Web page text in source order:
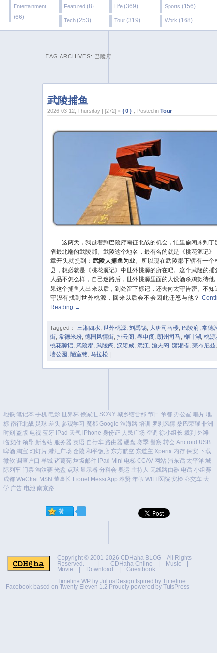
Entertainment
(66)
Featured (8) Life (369) Sports (156)
Tech (253) Tour (319) Work (168)
TAG ARCHIVES: 巴陵府
武陵捕鱼
2026-03-12, Thursday | [272] ×{ 0 } ，Posted inTour
这两天，我趁着到巴陵府南征北战的机会，忙里偷闲来到了
省最北端的武陵郡。武陵这个地名，最有名的就是《桃花源记》
章开头就提到： 武陵人捕鱼为业。所以现在武陵郡下辖有一个
县，想必就是《桃花源记》中世外桃源的所在吧。这个武陵的捕
人品不怎么样，自己迷路后，世外桃源里面的人设酒杀鸡款待他
果这个捕鱼人出来以后，到处留下标记，还去向太守告密。不知
守没有找到世外桃源，回来以后会不会因此迁怒与他？
Reading →
Tagged： 三湘四水,世外桃源,刘禹锡, 大唐司马楼, 巴陵府,常德
街,常德米粉,德国风情街,排云阁 ,春申阁 ,朗州司马,柳叶湖,桃源
桃花源记,武陵郡,武陵阁 ,汉诺威,沅江,渔夫阁 ,潇湘省,莱布尼兹
墙公园 , 陋室铭,马拉松
地铁 笔记本 手机 电影 世界杯 徐家汇 SONY 城乡结合部 节日 帝都 办公室 唱片 地
标 南征北战 足球 差头 参观学习 魔都 Google 淮海路 培训 罗刹风情 桑巴荣耀 非洲
时刻 盗版 电视 蓝牙 iPad 天气 iPhone 身份证 人民广场 空调 徐小组长 裁判 外滩
临安府 领导 新客站 服务器 英语 自行车 路由器 硬盘 赛季 警察 转会 Android USB
啤酒 淘宝 幻灯片 港汇广场 金陵 和平饭店 东方航空 东道主 Xperia 内存 保安 下载
微软 调查户口 羊城 诸葛亮 垃圾邮件 iPad Mini 电梯 CCAV 网站 浦东话 太平洋 城
际列车 门票 淘汰赛 光盘 点球 显示器 分科会 奥运 主持人 无线路由器 电话 小组赛
成都 WeChat MSN 董事长 Lionel Messi App 奉贤 年假 WIFI 医院 安检 公交车 大
学 广告 电池 南京路
Copyright © 2001-2026 CDHaha BLOG All Rights
Reserved. | CDHaha Online Music
Movie
Download
Guestbook
Timeline WP by JuliusDesign Ispired by Timeline
Facebook based on Twenty Eleven 1.2 Proudly powered by TutsPress